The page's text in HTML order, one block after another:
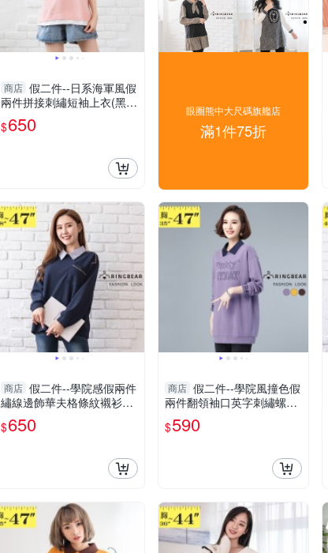
商店 假二件--日系海軍風假
兩件拼接刺繡短袖上衣(黑.
粉.卡其L-3L)-U762眼圈熊中
大尺碼
$650
眼圈熊中大尺碼旗艦店
滿1件75折
商店 假二件--學院感假兩件
繡線邊飾華夫格條紋襯衫領
長袖上衣(藍XL-3L)-X545眼
圈熊中大尺碼
$650
商店 假二件--學院風撞色假
兩件翻領袖口英字刺繡螺紋
長袖上衣(咖.黃.紫L-3L)-X44
0眼圈熊中大尺碼
$590